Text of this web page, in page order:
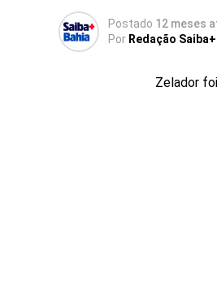
Postado 12 meses
Por Redação Saiba+
Zelador